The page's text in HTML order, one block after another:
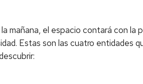
la mañana, el espacio contará con
Estas son las cuatro entidades